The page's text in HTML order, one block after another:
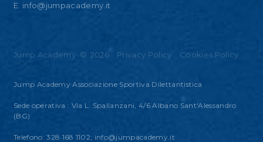
E. info@jumpacademy.it
Jump Academy © 2026 Privacy Policy Cookies Policy
Jump Academy Associazione Sportiva Dilettantistica
Sede operativa : Via L. Spallanzani, 4/6 Albano Sant'Alessandro
(BG)
Telefono: 328 168 1102; info@jumpacademy.it